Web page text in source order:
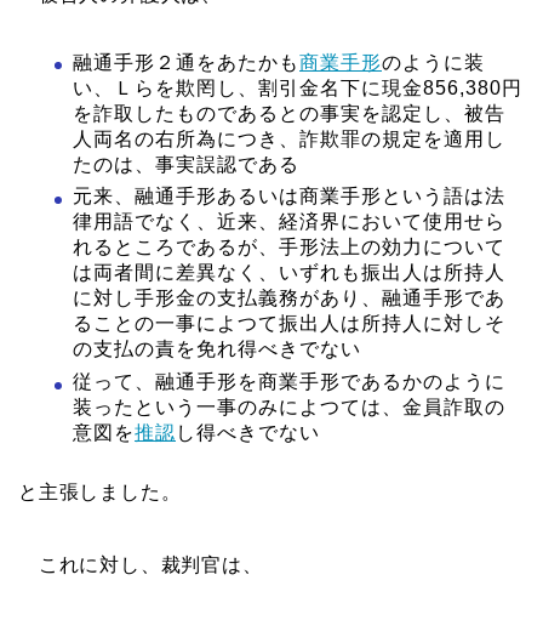
融通手形２通をあたかも商業手形のように装
い、Ｌらを欺罔し、割引金名下に現金856,380円
を詐取したものであるとの事実を認定し、被告
人両名の右所為につき、詐欺罪の規定を適用し
たのは、事実誤認である
元来、融通手形あるいは商業手形という語は法
律用語でなく、近来、経済界において使用せら
れるところであるが、手形法上の効力について
は両者間に差異なく、いずれも振出人は所持人
に対し手形金の支払義務があり、融通手形であ
ることの一事によつて振出人は所持人に対しそ
の支払の責を免れ得べきでない
従って、融通手形を商業手形であるかのように
装ったという一事のみによつては、金員詐取の
意図を推認 し得べきでない
と主張しました。
これに対し、裁判官は、